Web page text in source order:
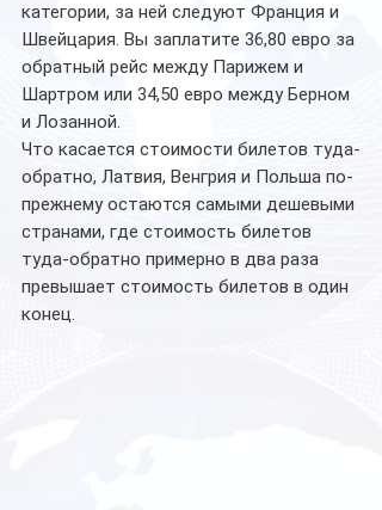
категории, за ней следуют Франция и
Швейцария. Вы заплатите 36,80 евро за
обратный рейс между Парижем и
Шартром или 34,50 евро между Берном
и Лозанной.
Что касается стоимости билетов туда-
обратно, Латвия, Венгрия и Польша по-
прежнему остаются самыми дешевыми
странами, где стоимость билетов
туда-обратно примерно в два раза
превышает стоимость билетов в один
конец.